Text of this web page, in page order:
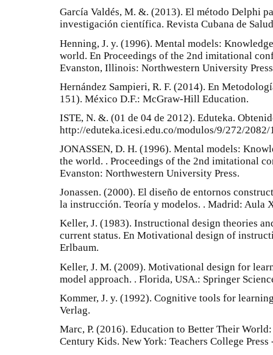
García Valdés, M. &. (2013). El método Delphi
investigación científica. Revista Cubana de
Henning, J. y. (1996). Mental models:
world. En Proceedings of the 2nd imitational
Evanston, Illinois: Northwestern University
Hernández Sampieri, R. F. (2014). En
151). México D.F.: McGraw-Hill Education.
ISTE, N. &. (01 de 04 de 2012). Eduteka.
http://eduteka.icesi.edu.co/modulos/9/272/2082/
JONASSEN, D. H. (1996). Mental models:
the world. . Proceedings of the 2nd imitational
Evanston: Northwestern University Press.
Jonassen. (2000). El diseño de entornos
la instrucción. Teoría y modelos. . Madrid: Aula
Keller, J. (1983). Instructional design theories
current status. En Motivational design of
Erlbaum.
Keller, J. M. (2009). Motivational design for
model approach. . Florida, USA.: Springer
Kommer, J. y. (1992). Cognitive tools for
Verlag.
Marc, P. (2016). Education to Better Their
Century Kids. New York: Teachers College